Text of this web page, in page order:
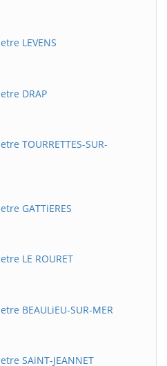
LEVENS
DRAP
TOURRETTES-SUR-
GATTiERES
LE ROURET
BEAULiEU-SUR-MER
SAiNT-JEANNET